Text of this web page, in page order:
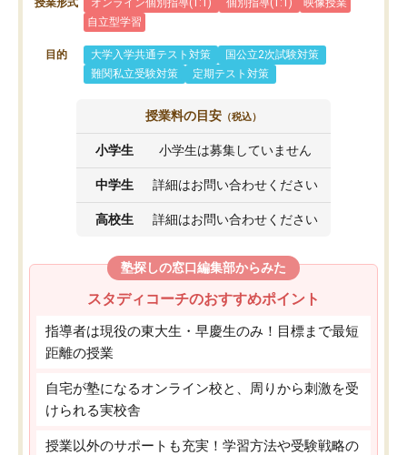
授業形式 オンライン個別指導(1:1) 個別指導(1:1)
映像授業
自立型学習
目的 大学入学共通テスト対策
国公立2次試験対策
難関私立受験対策
定期テスト対策
授業料の目安 （税込）
小学生 小学生は募集していません
中学生 詳細はお問い合わせください
高校生 詳細はお問い合わせください
塾探しの窓口編集部からみた
スタディコーチのおすすめポイント
指導者は現役の東大生・早慶生のみ！目標まで最短
距離の授業
自宅が塾になるオンライン校と、周りから刺激を受
けられる実校舎
授業以外のサポートも充実！学習方法や受験戦略の